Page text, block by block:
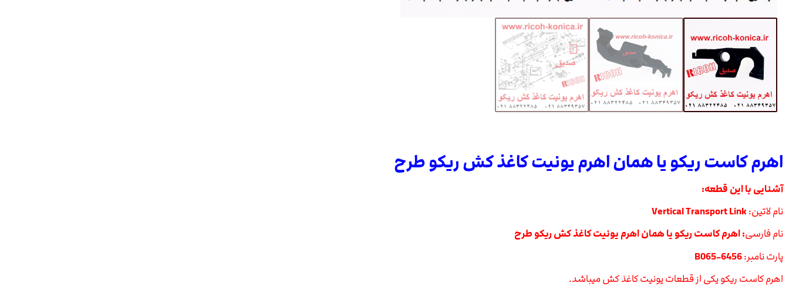
اهرم کاست ریکو یا همان اهرم یونیت کاغذ کش ریکو طرح
آشنایی با این قطعه:
نام لاتین: Vertical Transport Link
نامفارسی: اهرم کاست ریکو یا همان اهرم یونیت کاغذ کش ریکو طرح
پارت نامبر:B065-6456
اهرم کاست ریکو یکی از قطعات یونیت کاغذ کش میباشد.